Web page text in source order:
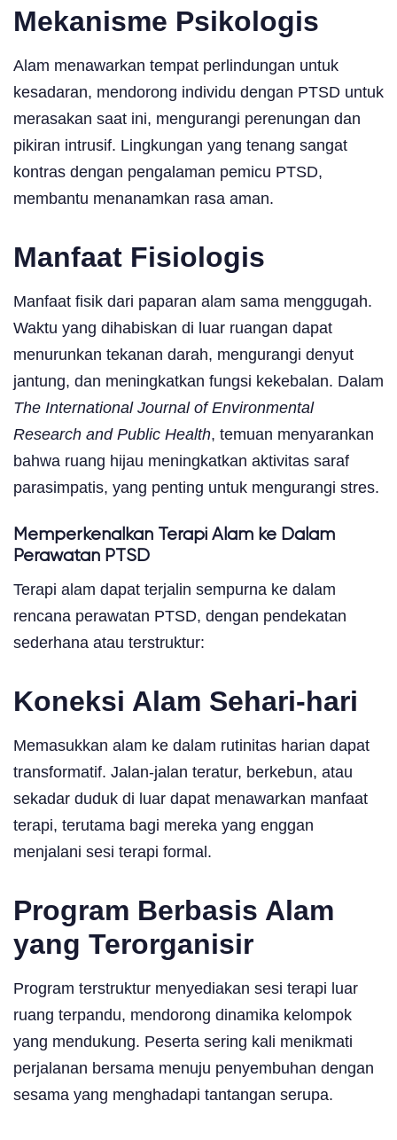
Mekanisme Psikologis
Alam menawarkan tempat perlindungan untuk
kesadaran, mendorong individu dengan PTSD untuk
merasakan saat ini, mengurangi perenungan dan
pikiran intrusif. Lingkungan yang tenang sangat
kontras dengan pengalaman pemicu PTSD,
membantu menanamkan rasa aman.
Manfaat Fisiologis
Manfaat fisik dari paparan alam sama menggugah.
Waktu yang dihabiskan di luar ruangan dapat
menurunkan tekanan darah, mengurangi denyut
jantung, dan meningkatkan fungsi kekebalan. Dalam
The International Journal of Environmental
Research and Public Health, temuan menyarankan
bahwa ruang hijau meningkatkan aktivitas saraf
parasimpatis, yang penting untuk mengurangi stres.
Memperkenalkan Terapi Alam ke Dalam
Perawatan PTSD
Terapi alam dapat terjalin sempurna ke dalam
rencana perawatan PTSD, dengan pendekatan
sederhana atau terstruktur:
Koneksi Alam Sehari-hari
Memasukkan alam ke dalam rutinitas harian dapat
transformatif. Jalan-jalan teratur, berkebun, atau
sekadar duduk di luar dapat menawarkan manfaat
terapi, terutama bagi mereka yang enggan
menjalani sesi terapi formal.
Program Berbasis Alam
yang Terorganisir
Program terstruktur menyediakan sesi terapi luar
ruang terpandu, mendorong dinamika kelompok
yang mendukung. Peserta sering kali menikmati
perjalanan bersama menuju penyembuhan dengan
sesama yang menghadapi tantangan serupa.